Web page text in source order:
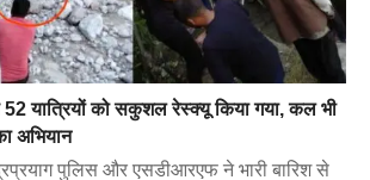
यात्रियों को सकुशल रेस्क्यू किया गया, कल भी
अभियान
पुलिस और एसडीआरएफ ने भारी बारिश से